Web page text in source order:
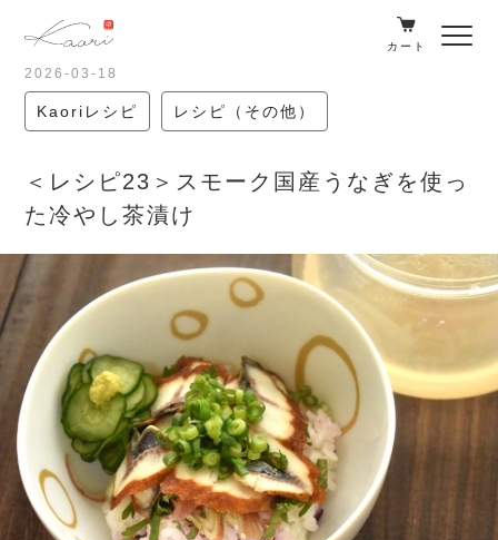
カート
2026-03-18
Kaoriレシピ レシピ（その他）
＜レシピ23＞スモーク国産うなぎを使っ
た冷やし茶漬け